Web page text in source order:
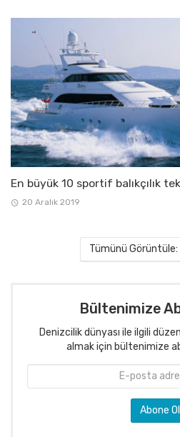
En büyük 10 sportif balıkçılık
20 Aralık 2019
Tümünü
Bültenimize
Denizcilik dünyası ile ilgili
almak için bültenimize